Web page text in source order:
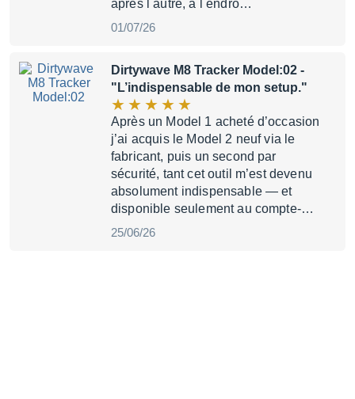
apres l autre, a l endro…
01/07/26
Dirtywave M8 Tracker Model:02 -
"L’indispensable de mon setup."
Après un Model 1 acheté d’occasion
j’ai acquis le Model 2 neuf via le
fabricant, puis un second par
sécurité, tant cet outil m’est devenu
absolument indispensable — et
disponible seulement au compte-…
25/06/26